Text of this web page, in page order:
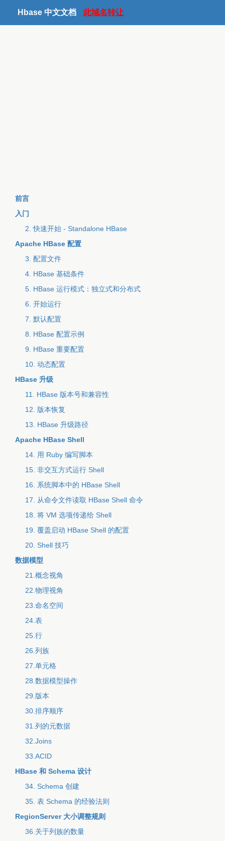
Hbase 中文文档 此域名转让
前言
入门
2. 快速开始 - Standalone HBase
Apache HBase 配置
3. 配置文件
4. HBase 基础条件
5. HBase 运行模式：独立式和分布式
6. 开始运行
7. 默认配置
8. HBase 配置示例
9. HBase 重要配置
10. 动态配置
HBase 升级
11. HBase 版本号和兼容性
12. 版本恢复
13. HBase 升级路径
Apache HBase Shell
14. 用 Ruby 编写脚本
15. 非交互方式运行 Shell
16. 系统脚本中的 HBase Shell
17. 从命令文件读取 HBase Shell 命令
18. 将 VM 选项传递给 Shell
19. 覆盖启动 HBase Shell 的配置
20. Shell 技巧
数据模型
21.概念视角
22.物理视角
23.命名空间
24.表
25.行
26.列族
27.单元格
28.数据模型操作
29.版本
30.排序顺序
31.列的元数据
32.Joins
33.ACID
HBase 和 Schema 设计
34. Schema 创建
35. 表 Schema 的经验法则
RegionServer 大小调整规则
36.关于列族的数量